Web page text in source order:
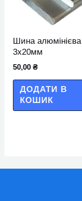
Шина алюмінієва
3х20мм
50,00₴
ДОДАТИ В
КОШИК